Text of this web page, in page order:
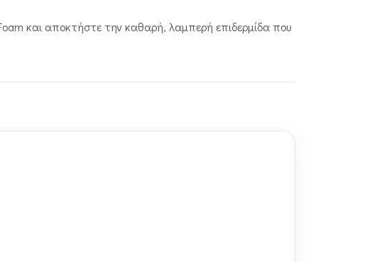
και αποκτήστε την καθαρή, λαμπερή επιδερμίδα που